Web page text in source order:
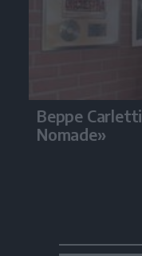
Beppe
Nomade»